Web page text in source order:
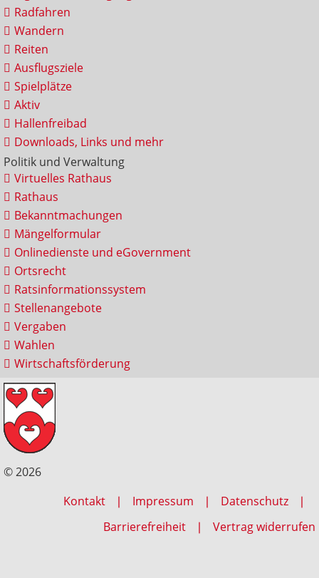
Radfahren
Wandern
Reiten
Ausflugsziele
Spielplätze
Aktiv
Hallenfreibad
Downloads, Links und mehr
Politik und Verwaltung
Virtuelles Rathaus
Rathaus
Bekanntmachungen
Mängelformular
Onlinedienste und eGovernment
Ortsrecht
Ratsinformationssystem
Stellenangebote
Vergaben
Wahlen
Wirtschaftsförderung
© 2026
Kontakt
Impressum
Datenschutz
Barrierefreiheit
Vertrag widerrufen